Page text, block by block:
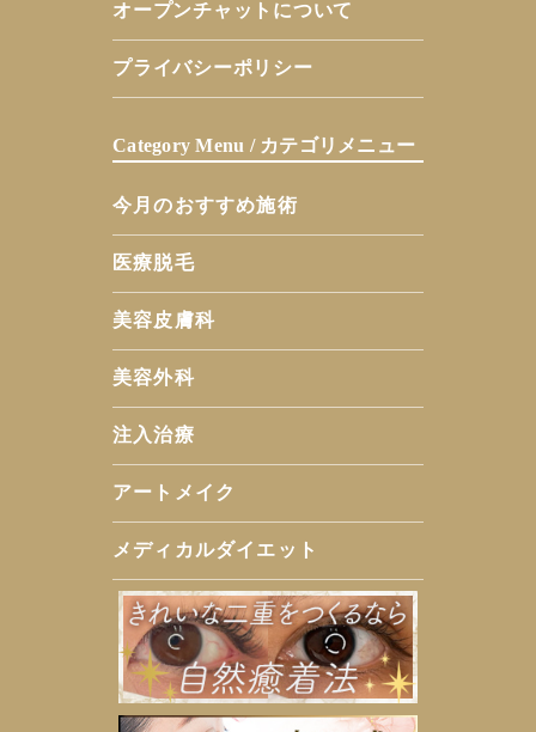
オープンチャットについて
プライバシーポリシー
Category Menu / カテゴリメニュー
今月のおすすめ施術
医療脱毛
美容皮膚科
美容外科
注入治療
アートメイク
メディカルダイエット